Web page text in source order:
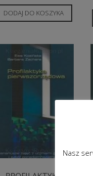
DODAJ DO KOSZYKA
Nasz